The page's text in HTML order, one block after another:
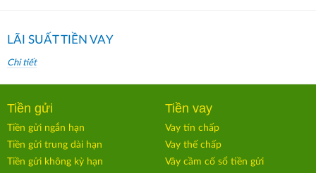
LÃI SUẤT TIỀN VAY
Chi tiết
Tiền gửi
Tiền gửi ngắn hạn
Tiền gửi trung dài hạn
Tiền gửi không kỳ hạn
Tiền vay
Vay tín chấp
Vay thế chấp
Vây cầm cố sổ tiền gửi